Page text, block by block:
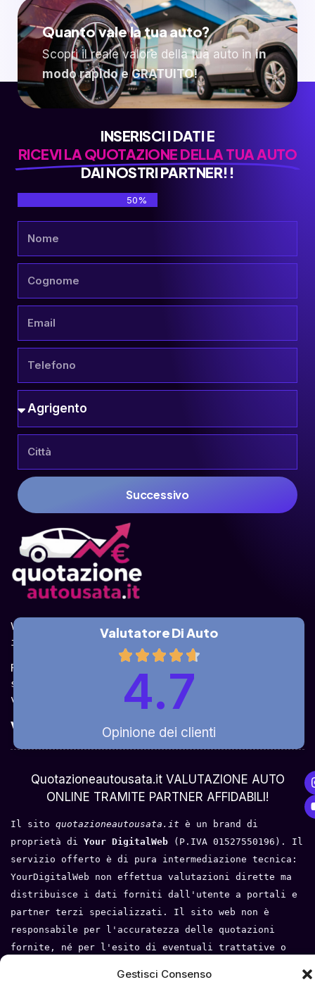
Gestisci Consenso
Quanto vale la tua auto?
Scopri il reale valore della tua auto inin
modo rapido e GRATUITO!
INSERISCI I DATI E
RICEVI LA QUOTAZIONE DELLA TUA AUTO
DAI NOSTRI PARTNER!!
50%
Successivo
Valuta la tua auto online, gratis e in pochi
istanti.
Ricevi la quotazione dai vari partner e potrai
sceglierla come venderla in modo sicuro,
veloce e rapido!
Valuta Per Modello
Valutatore Di Auto
Opinione dei clienti
4.7
Quotazioneautousata.it VALUTAZIONE AUTO
ONLINE TRAMITE PARTNER AFFIDABILI!
Il sito quotazioneautousata.it è un brand di
proprietà di Your DigitalWeb
(P.IVA 01527550196). Il
servizio offerto è di pura intermediazione tecnica:
YourDigitalWeb non effettua valutazioni dirette ma
distribuisce i dati forniti dall'utente a portali e
partner terzi specializzati. Il sito web non è
responsabile per l'accuratezza delle quotazioni
fornite, né per l'esito di eventuali trattative o